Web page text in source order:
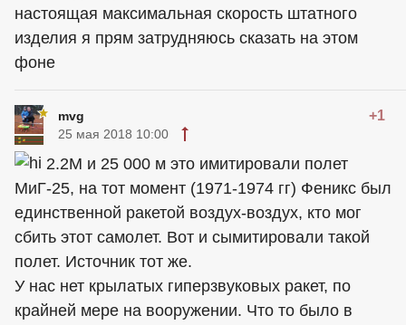
настоящая максимальная скорость штатного
изделия я прям затрудняюсь сказать на этом
фоне
mvg +1
25 мая 2018 10:00
2.2М и 25 000 м это имитировали полет
МиГ-25, на тот момент (1971-1974 гг) Феникс был
единственной ракетой воздух-воздух, кто мог
сбить этот самолет. Вот и сымитировали такой
полет. Источник тот же.
У нас нет крылатых гиперзвуковых ракет, по
крайней мере на вооружении. Что то было в